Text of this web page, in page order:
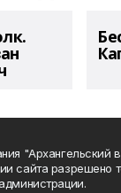
"Архангельский
сайта разрешено